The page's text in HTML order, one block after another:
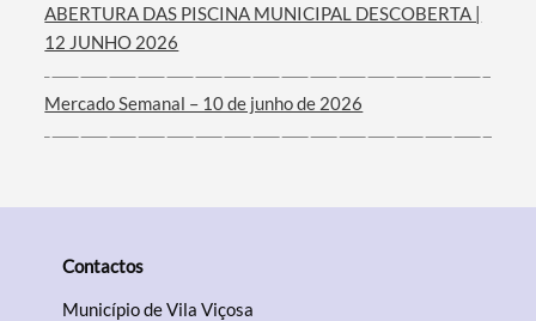
Filtros
ABERTURA DAS PISCINA MUNICIPAL DESCOBERTA |
12 JUNHO 2026
Mercado Semanal – 10 de junho de 2026
Contactos
Município de Vila Viçosa